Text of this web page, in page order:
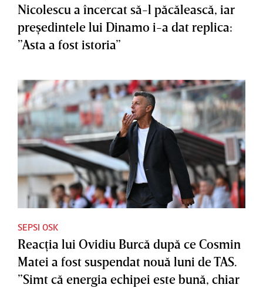
Nicolescu a încercat să-l păcălească, iar
preşedintele lui Dinamo i-a dat replica:
”Asta a fost istoria”
SEPSI OSK
Reacţia lui Ovidiu Burcă după ce Cosmin
Matei a fost suspendat nouă luni de TAS.
”Simt că energia echipei este bună, chiar